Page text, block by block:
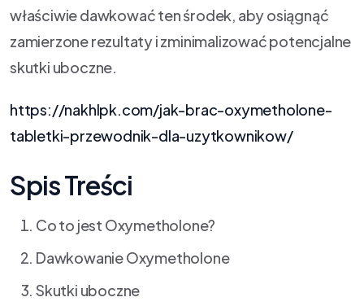
właściwie dawkować ten środek, aby osiągnąć
zamierzone rezultaty i zminimalizować potencjalne
skutki uboczne.
https://nakhlpk.com/jak-brac-oxymetholone-
tabletki-przewodnik-dla-uzytkownikow/
Spis Treści
Co to jest Oxymetholone?
Dawkowanie Oxymetholone
Skutki uboczne